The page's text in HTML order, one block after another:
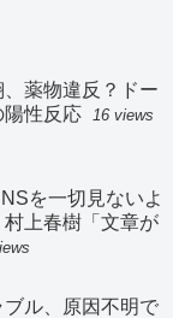
、薬物違反？ドー
陽性反応
16 views
を一切見ないよ
上春樹「文章が
ル、原因不明で